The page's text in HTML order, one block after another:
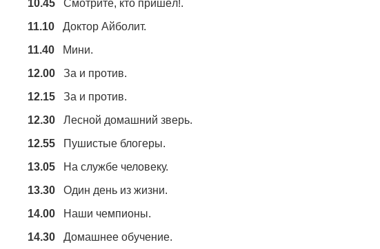
10.45 Смотрите, кто пришёл!.
11.10 Доктор Айболит.
11.40 Мини.
12.00 За и против.
12.15 За и против.
12.30 Лесной домашний зверь.
12.55 Пушистые блогеры.
13.05 На службе человеку.
13.30 Один день из жизни.
14.00 Наши чемпионы.
14.30 Домашнее обучение.